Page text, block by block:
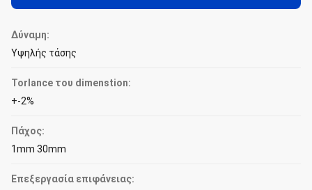
Δύναμη:
Υψηλής τάσης
Torlance του dimenstion:
+-2%
Πάχος:
1mm 30mm
Επεξεργασία επιφάνειας: